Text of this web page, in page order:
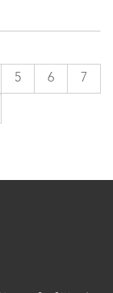
5 6 7